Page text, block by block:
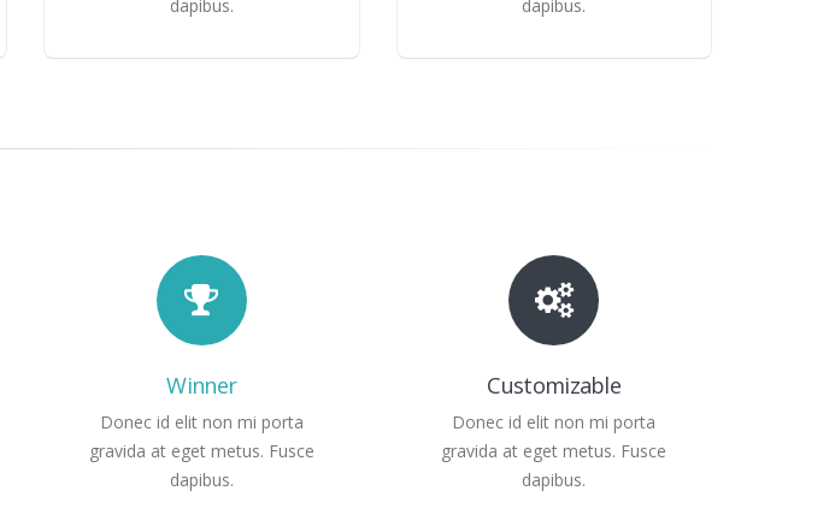
dapibus.
dapibus.
Winner
Donec id elit non mi porta
gravida at eget metus. Fusce
dapibus.
Customizable
Donec id elit non mi porta
gravida at eget metus. Fusce
dapibus.